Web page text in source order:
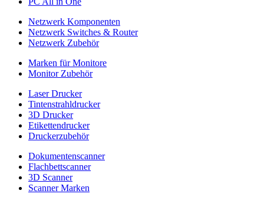
Netzwerk Komponenten
Netzwerk Switches & Router
Netzwerk Zubehör
Marken für Monitore
Monitor Zubehör
Laser Drucker
Tintenstrahldrucker
3D Drucker
Etikettendrucker
Druckerzubehör
Dokumentenscanner
Flachbettscanner
3D Scanner
Scanner Marken